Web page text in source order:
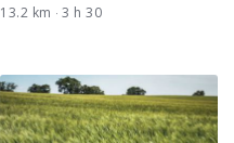
13.2 km 3 h 30